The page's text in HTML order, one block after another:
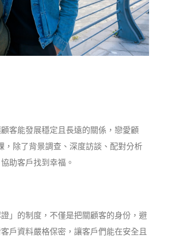
客能發展穩定且長遠的關係，戀愛顧
除了背景調查、深度訪談、配對分析
助客戶找到幸福。
」的制度，不僅是把關顧客的身份，避
戶資料嚴格保密，讓客戶們能在安全且